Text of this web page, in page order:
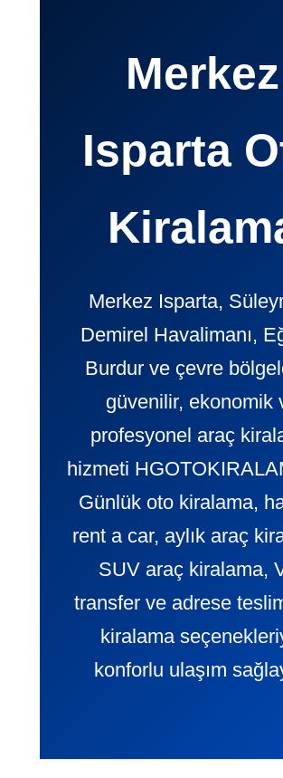
Merkez
Isparta
Merkez Isparta,
Demirel Havalimanı,
Burdur ve çevre
güvenilir, ekonomik
profesyonel araç
hizmeti
Günlük oto kiralama,
rent a car, aylık araç
SUV araç kiralama,
transfer ve adrese
kiralama
konforlu ulaşım